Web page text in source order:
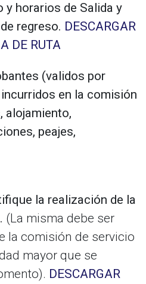
y horarios de Salida y
regreso. DESCARGAR
DE RUTA
(validos por
en la comisión
alojamiento,
peajes,
la realización de la
(La misma debe ser
la comisión de servicio
mayor que se
DESCARGAR